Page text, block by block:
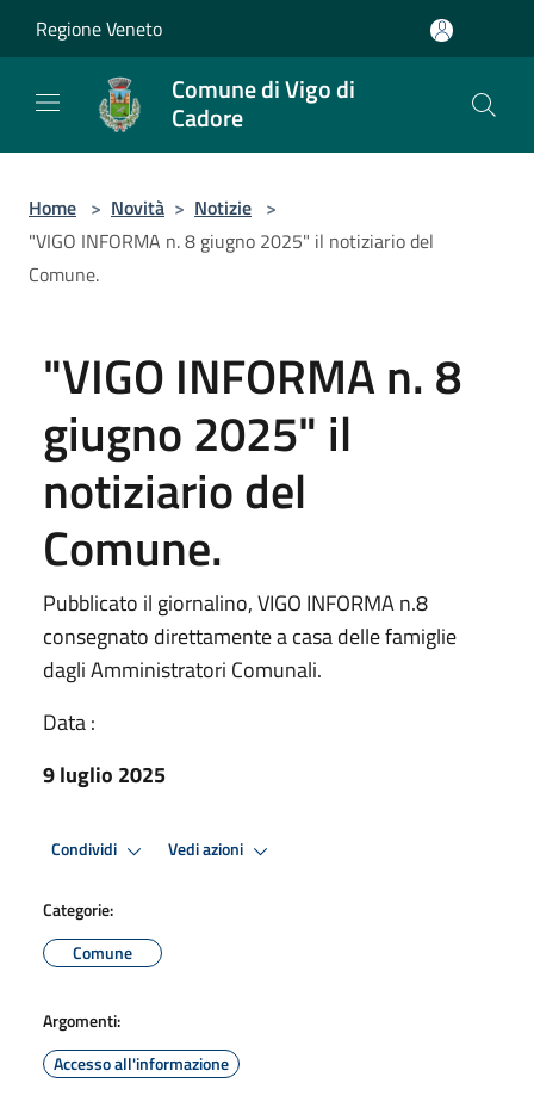
Regione Veneto
Comune di Vigo di
Cadore
Home > Novità > Notizie >
"VIGO INFORMA n. 8 giugno 2025" il notiziario del
Comune.
"VIGO INFORMA n. 8
giugno 2025" il
notiziario del
Comune.
Pubblicato il giornalino, VIGO INFORMA n.8
consegnato direttamente a casa delle famiglie
dagli Amministratori Comunali.
Data :
9 luglio 2025
Condividi Vedi azioni
Categorie:
Comune
Argomenti:
Accesso all'informazione